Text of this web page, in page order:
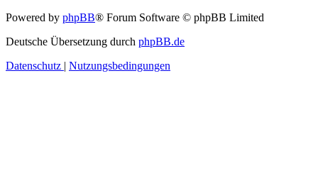
Powered by phpBB® Forum Software © phpBB Limited
Deutsche Übersetzung durch phpBB.de
Datenschutz | Nutzungsbedingungen